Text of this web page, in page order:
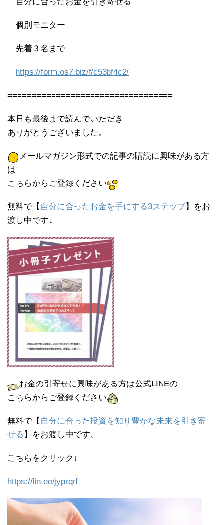
個別モニター
先着３名まで
https://form.os7.biz/f/c53bf4c2/
==================================
本日も最後まで読んでいただき
ありがとうございました。
メールマガジン形式での記事の購読に興味がある方
は
こちらからご登録ください
無料で【 自分に合ったお金を手にする3ステップ】をお
渡し中です↓
お金の引寄せに興味がある方は公式LINEの
こちらからご登録ください
無料で【 自分に合った投資を知り豊かな未来を引き寄
せる 】をお渡し中です。
こちらをクリック↓
https://lin.ee/jyprqrf